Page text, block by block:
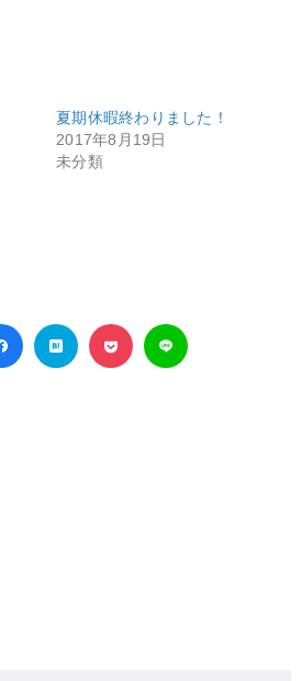
夏期休暇終わりました！
2017年8月19日
未分類